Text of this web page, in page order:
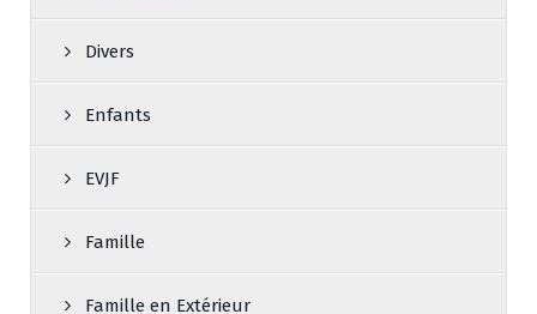
Divers
Enfants
EVJF
Famille
Famille en Extérieur